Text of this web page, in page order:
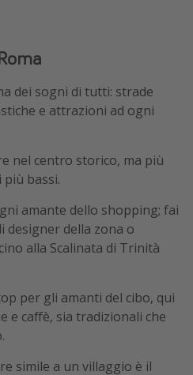
dei sogni di tutti: strade
e attrazioni ad ogni
nel centro storico, ma più
bassi.
amante dello shopping; fai
designer della zona o
alla Scalinata di Trinità
per gli amanti del cibo, qui
caffè, sia tradizionali che
simile a un villaggio è il